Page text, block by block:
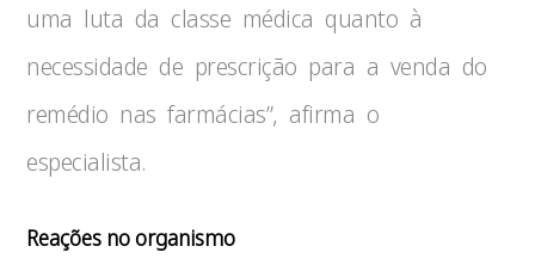
uma luta da classe médica quanto à
necessidade de prescrição para a venda do
remédio nas farmácias”, afirma o
especialista.
Reações no organismo